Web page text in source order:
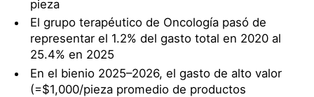
pieza
El grupo terapéutico de Oncología pasó de
representar el 1.2% del gasto total en 2020 al
25.4% en 2025
En el bienio 2025–2026, el gasto de alto valor
(=$1,000/pieza promedio de productos